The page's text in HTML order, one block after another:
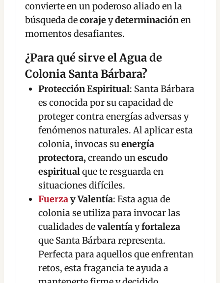
convierte en un poderoso aliado en la
búsqueda decorajeydeterminaciónen
momentos desafiantes.
¿Para qué sirve el Agua de
Colonia Santa Bárbara?
Protección Espiritual: Santa Bárbara
es conocida por su capacidad de
proteger contra energías adversas y
fenómenos naturales. Al aplicar esta
colonia, invocas suenergía
protectora,creando unescudo
espiritualque te resguarda en
situaciones difíciles.
Fuerzay Valentía: Esta agua de
colonia se utiliza para invocar las
cualidades devalentíayfortaleza
que Santa Bárbara representa.
Perfecta para aquellos que enfrentan
retos, esta fragancia te ayuda a